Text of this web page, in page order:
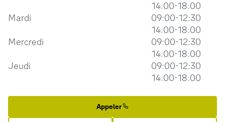
14:00-18:00
Mardi
09:00-12:30
14:00-18:00
Mercredi
09:00-12:30
14:00-18:00
Jeudi
09:00-12:30
14:00-18:00
Appeler